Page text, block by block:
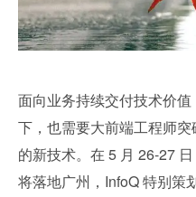
面向业务持续交付技术价
下，也需要大前端工程师
的新技术。在 5 月 26-27
将落地广州，InfoQ 特别策